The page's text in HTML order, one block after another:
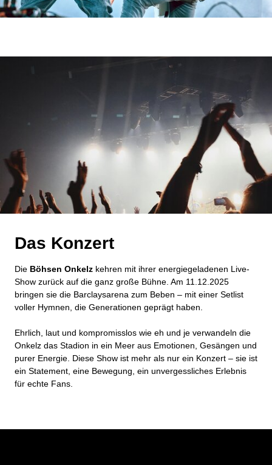
Das Konzert
Die Böhsen Onkelz kehren mit ihrer energiegeladenen Live-
Show zurück auf die ganz große Bühne. Am 11.12.2025
bringen sie die Barclaysarena zum Beben – mit einer Setlist
voller Hymnen, die Generationen geprägt haben.
Ehrlich, laut und kompromisslos wie eh und je verwandeln die
Onkelz das Stadion in ein Meer aus Emotionen, Gesängen und
purer Energie. Diese Show ist mehr als nur ein Konzert – sie ist
ein Statement, eine Bewegung, ein unvergessliches Erlebnis
für echte Fans.